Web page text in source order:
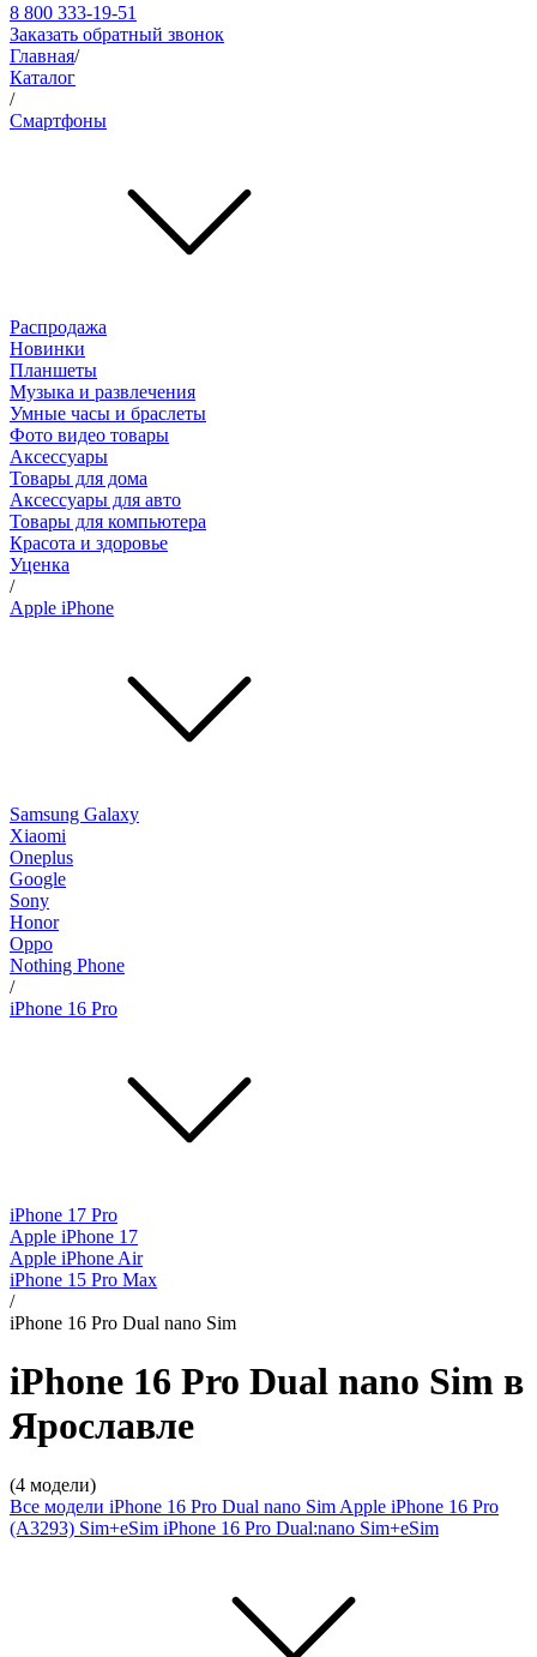
8 800 333-19-51
Заказать обратный звонок
Главная/
Каталог
/
Смартфоны
Распродажа
Новинки
Планшеты
Музыка и развлечения
Умные часы и браслеты
Фото видео товары
Аксессуары
Товары для дома
Аксессуары для авто
Товары для компьютера
Красота и здоровье
Уценка
/
Apple iPhone
Samsung Galaxy
Xiaomi
Oneplus
Google
Sony
Honor
Oppo
Nothing Phone
/
iPhone 16 Pro
iPhone 17 Pro
Apple iPhone 17
Apple iPhone Air
iPhone 15 Pro Max
/
iPhone 16 Pro Dual nano Sim
iPhone 16 Pro Dual nano Sim в
Ярославле
(4 модели)
Все модели iPhone 16 Pro Dual nano Sim Apple iPhone 16 Pro
(A3293) Sim+eSim iPhone 16 Pro Dual:nano Sim+eSim